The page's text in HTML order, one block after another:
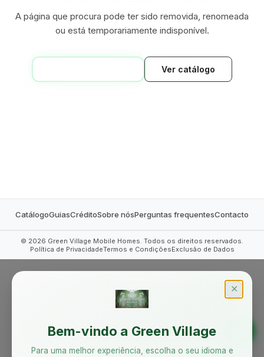
A página que procura pode ter sido removida, renomeada
ou está temporariamente indisponível.
Ver catálogo
CatálogoGuiasCréditoSobre nósPerguntas frequentesContacto
© 2026 Green Village Mobile Homes. Todos os direitos reservados.
Política de PrivacidadeTermos e CondiçõesExclusão de Dados
✕
Bem-vindo a Green Village
Para uma melhor experiência, escolha o seu idioma e